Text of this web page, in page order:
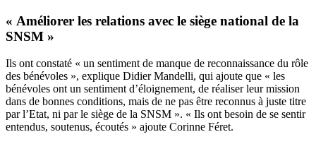
« Améliorer les relations avec le siège national de la
SNSM »
Ils ont constaté « un sentiment de manque de reconnaissance du rôle
des bénévoles », explique Didier Mandelli, qui ajoute que « les
bénévoles ont un sentiment d’éloignement, de réaliser leur mission
dans de bonnes conditions, mais de ne pas être reconnus à juste titre
par l’Etat, ni par le siège de la SNSM ». « Ils ont besoin de se sentir
entendus, soutenus, écoutés » ajoute Corinne Féret.